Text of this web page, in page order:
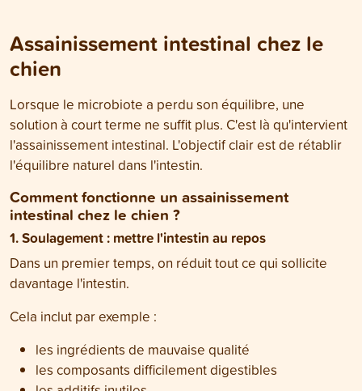
Assainissement intestinal chez le
chien
Lorsque le microbiote a perdu son équilibre, une
solution à court terme ne suffit plus. C'est là qu'intervient
l'assainissement intestinal. L'objectif clair est de rétablir
l'équilibre naturel dans l'intestin.
Comment fonctionne un assainissement
intestinal chez le chien ?
1. Soulagement : mettre l'intestin au repos
Dans un premier temps, on réduit tout ce qui sollicite
davantage l'intestin.
Cela inclut par exemple :
les ingrédients de mauvaise qualité
les composants difficilement digestibles